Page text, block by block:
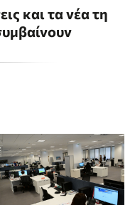
και τα νέα τη